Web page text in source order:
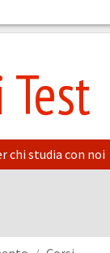
chi studia con noi